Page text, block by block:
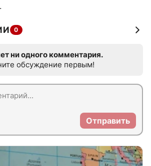
0
ни одного комментария.
обсуждение первым!
Отправить